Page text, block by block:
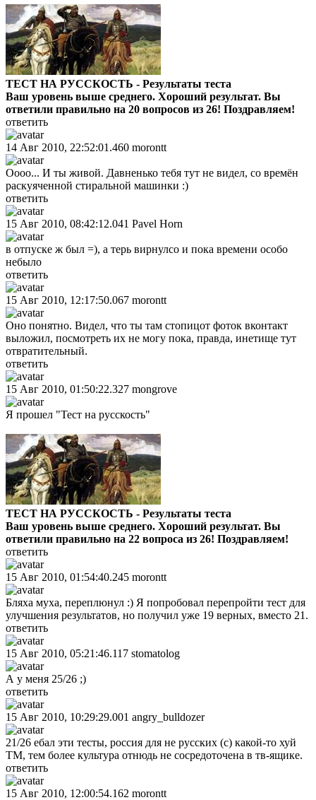
ТЕСТ НА РУССКОСТЬ - Результаты теста
Ваш уровень выше среднего. Хороший результат. Вы
ответили правильно на 20 вопросов из 26! Поздравляем!
ответить
14 Авг 2010, 22:52:01.460 morontt
Оооо... И ты живой. Давненько тебя тут не видел, со времён
раскуяченной стиральной машинки :)
ответить
15 Авг 2010, 08:42:12.041 Pavel Horn
в отпуске ж был =), а терь вирнулсо и пока времени особо
небыло
ответить
15 Авг 2010, 12:17:50.067 morontt
Оно понятно. Видел, что ты там стопицот фоток вконтакт
выложил, посмотреть их не могу пока, правда, инетище тут
отвратительный.
ответить
15 Авг 2010, 01:50:22.327 mongrove
Я прошел "Тест на русскость"
ТЕСТ НА РУССКОСТЬ - Результаты теста
Ваш уровень выше среднего. Хороший результат. Вы
ответили правильно на 22 вопроса из 26! Поздравляем!
ответить
15 Авг 2010, 01:54:40.245 morontt
Бляха муха, переплюнул :) Я попробовал перепройти тест для
улучшения результатов, но получил уже 19 верных, вместо 21.
ответить
15 Авг 2010, 05:21:46.117 stomatolog
А у меня 25/26 ;)
ответить
15 Авг 2010, 10:29:29.001 angry_bulldozer
21/26 ебал эти тесты, россия для не русских (с) какой-то хуй
ТМ, тем более культура отнюдь не сосредоточена в тв-ящике.
ответить
15 Авг 2010, 12:00:54.162 morontt